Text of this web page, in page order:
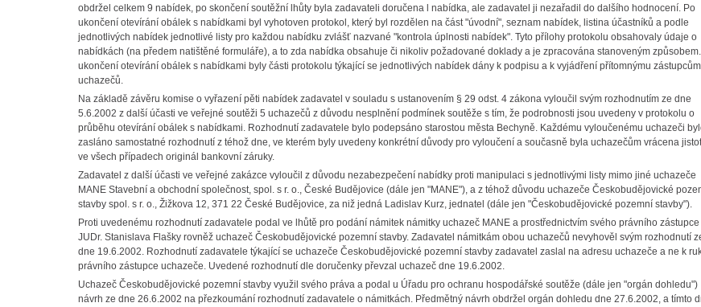
obdržel celkem 9 nabídek, po skončení soutěžní lhůty byla zadavateli doručena l nabídka, ale zadavatel ji nezařadil do dalšího hodnocení. Po
ukončení otevírání obálek s nabídkami byl vyhotoven protokol, který byl rozdělen na část "úvodní", seznam nabídek, listina účastníků a podle
jednotlivých nabídek jednotlivé listy pro každou nabídku zvlášť nazvané "kontrola úplnosti nabídek". Tyto přílohy protokolu obsahovaly údaje o
nabídkách (na předem natištěné formuláře), a to zda nabídka obsahuje či nikoliv požadované doklady a je zpracována stanoveným
ukončení otevírání obálek s nabídkami byly části protokolu týkající se jednotlivých nabídek dány k podpisu a k vyjádření přítomnýmu zástupcům
uchazečů.
Na základě závěru komise o vyřazení pěti nabídek zadavatel v souladu s ustanovením § 29 odst. 4 zákona vyloučil svým rozhodnutím ze dne
5.6.2002 z další účasti ve veřejné soutěži 5 uchazečů z důvodu nesplnění podmínek soutěže s tím, že podrobnosti jsou uvedeny v protokolu o
průběhu otevírání obálek s nabídkami. Rozhodnutí zadavatele bylo podepsáno starostou města Bechyně. Každému vyloučenému uchazeči
zasláno samostatné rozhodnutí z téhož dne, ve kterém byly uvedeny konkrétní důvody pro vyloučení a současně byla uchazečům vrácena
ve všech případech originál bankovní záruky.
Zadavatel z další účasti ve veřejné zakázce vyloučil z důvodu nezabezpečení nabídky proti manipulaci s jednotlivými listy mimo jiné uchazeče
MANE Stavební a obchodní společnost, spol. s r. o., České Budějovice (dále jen "MANE"), a z téhož důvodu uchazeče Českobudějovické
stavby spol. s r. o., Žižkova 12, 371 22 České Budějovice, za niž jedná Ladislav Kurz, jednatel (dále jen "Českobudějovické pozemní stavby").
Proti uvedenému rozhodnutí zadavatele podal ve lhůtě pro podání námitek námitky uchazeč MANE a prostřednictvím svého právního zástupce
JUDr. Stanislava Flašky rovněž uchazeč Českobudějovické pozemní stavby. Zadavatel námitkám obou uchazečů nevyhověl svým rozhodnutí
dne 19.6.2002. Rozhodnutí zadavatele týkající se uchazeče Českobudějovické pozemní stavby zadavatel zaslal na adresu uchazeče a ne k
právního zástupce uchazeče. Uvedené rozhodnutí dle doručenky převzal uchazeč dne 19.6.2002.
Uchazeč Českobudějovické pozemní stavby využil svého práva a podal u Úřadu pro ochranu hospodářské soutěže (dále jen "orgán dohledu")
návrh ze dne 26.6.2002 na přezkoumání rozhodnutí zadavatele o námitkách. Předmětný návrh obdržel orgán dohledu dne 27.6.2002, a tímto